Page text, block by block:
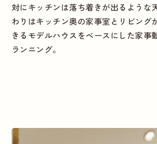
対にキッチンは落ち着きが出るような
わりはキッチン奥の家事室とリビング
きるモデルハウスをベースにした家事
ランニング。